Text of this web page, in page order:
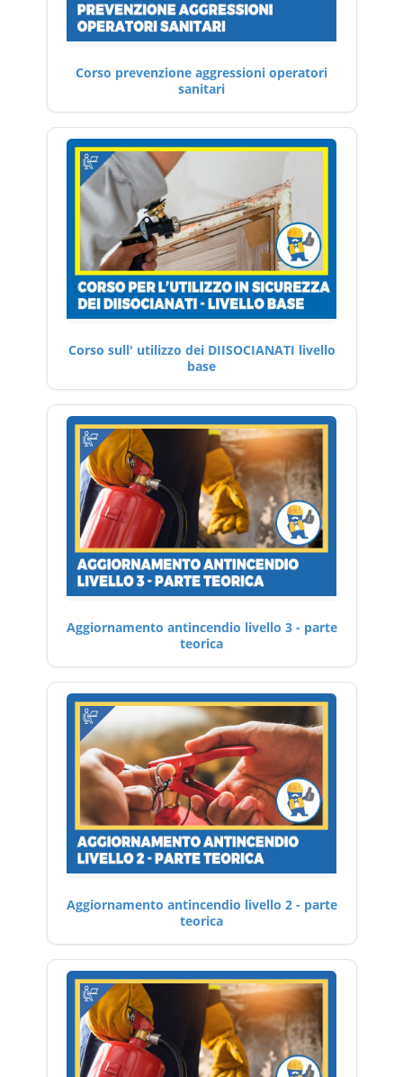
Corso prevenzione aggressioni operatori
sanitari
Corso sull' utilizzo dei DIISOCIANATI livello
base
Aggiornamento antincendio livello 3 - parte
teorica
Aggiornamento antincendio livello 2 - parte
teorica